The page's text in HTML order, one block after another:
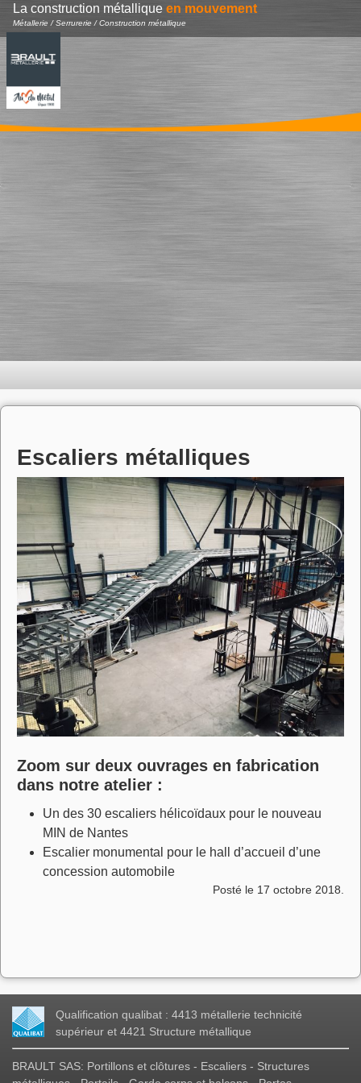
La construction métallique en mouvement
Métallerie / Serrurerie / Construction métallique
Escaliers métalliques
Zoom sur deux ouvrages en fabrication
dans notre atelier :
Un des 30 escaliers hélicoïdaux pour le nouveau
MIN de Nantes
Escalier monumental pour le hall d’accueil d’une
concession automobile
Posté le 17 octobre 2018.
Qualification qualibat : 4413 métallerie technicité
supérieur et 4421 Structure métallique
BRAULT SAS: Portillons et clôtures - Escaliers - Structures